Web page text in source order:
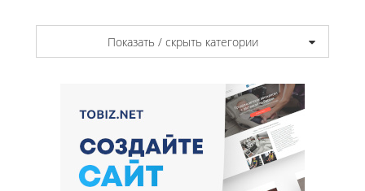
Показать / скрыть категории